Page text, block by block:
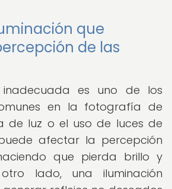
que
de las
inadecuada es uno de los
en la fotografía de
de luz o el uso de luces de
afectar la percepción
que pierda brillo y
lado, una iluminación